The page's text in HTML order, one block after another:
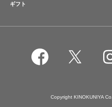
ギフト
Copyright KINOKUNIYA